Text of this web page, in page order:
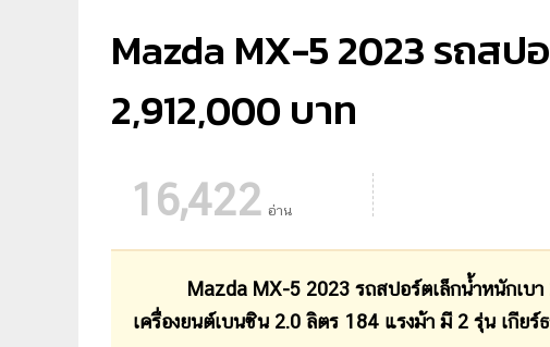
Mazda MX-5 2023 รถสป
2,912,000 บาท
16,422 อ่าน
Mazda MX-5 2023 รถสปอร์ตเล็กน้ำหนักเบ
เครื่องยนต์เบนซิน 2.0 ลิตร 184 แรงม้า มี 2 รุ่น เกีย